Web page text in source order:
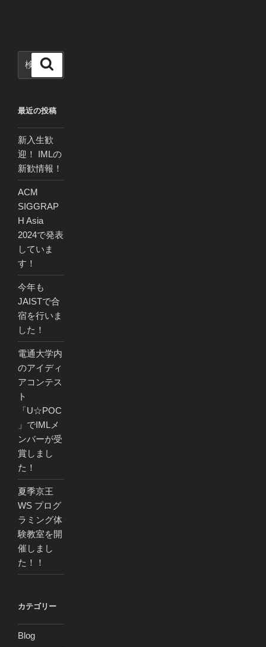
索:
索
最近の投稿
新入生歓
迎！ IMLの
新歓情報！
ACM
SIGGRAP
H Asia
2024で発表
していま
す！
今年も
JAISTで合
宿を行いま
した！
電通大学内
のアイディ
アコンテス
ト
「U☆POC
」でIMLメ
ンバーが受
賞しまし
た！
夏季京王
WS プログ
ラミング体
験教室を開
催しまし
た！！
カテゴリー
Blog